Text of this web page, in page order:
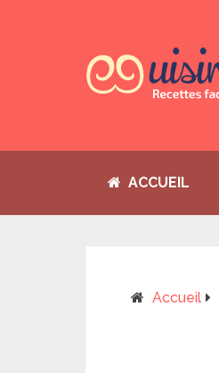
ACCUEIL
Accueil